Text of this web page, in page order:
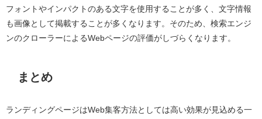
フォントやインパクトのある文字を使用することが多く、文字情報
も画像として掲載することが多くなります。そのため、検索エンジ
ンのクローラーによるWebページの評価がしづらくなります。
まとめ
ランディングページはWeb集客方法としては高い効果が見込める一